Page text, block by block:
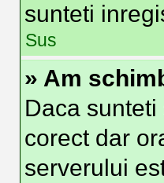
sunteti
Sus
» Am
Daca
corect dar
serverului